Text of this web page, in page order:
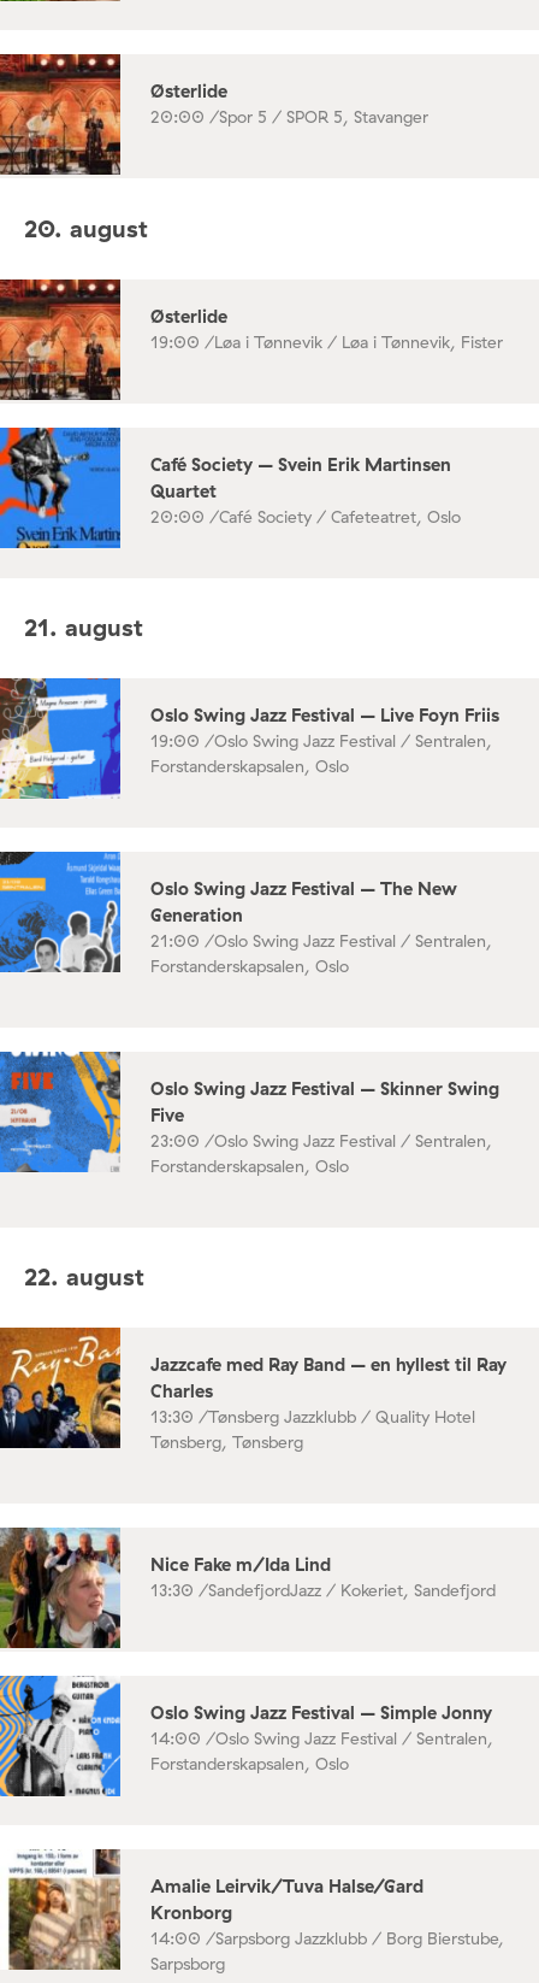
Østerlide
20:00 /Spor 5 / SPOR 5, Stavanger
20. august
Østerlide
19:00 /Løa i Tønnevik / Løa i Tønnevik, Fister
Café Society – Svein Erik Martinsen
Quartet
20:00 /Café Society / Cafeteatret, Oslo
21. august
Oslo Swing Jazz Festival – Live Foyn Friis
19:00 /Oslo Swing Jazz Festival / Sentralen,
Forstanderskapsalen, Oslo
Oslo Swing Jazz Festival – The New
Generation
21:00 /Oslo Swing Jazz Festival / Sentralen,
Forstanderskapsalen, Oslo
Oslo Swing Jazz Festival – Skinner Swing
Five
23:00 /Oslo Swing Jazz Festival / Sentralen,
Forstanderskapsalen, Oslo
22. august
Jazzcafe med Ray Band – en hyllest til Ray
Charles
13:30 /Tønsberg Jazzklubb / Quality Hotel
Tønsberg, Tønsberg
Nice Fake m/Ida Lind
13:30 /SandefjordJazz / Kokeriet, Sandefjord
Oslo Swing Jazz Festival – Simple Jonny
14:00 /Oslo Swing Jazz Festival / Sentralen,
Forstanderskapsalen, Oslo
Amalie Leirvik/Tuva Halse/Gard
Kronborg
14:00 /Sarpsborg Jazzklubb / Borg Bierstube,
Sarpsborg